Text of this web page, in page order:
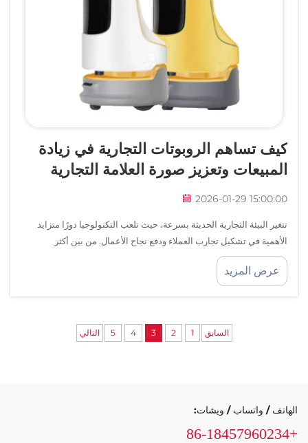
كيف تساهم الروبوتات التجارية في زيادة
المبيعات وتعزيز صورة العلامة التجارية
2026-01-29 15:00:00
تتغير البيئة التجارية الحديثة بسرعة، حيث تلعب التكنولوجيا دورًا متزايد
الأهمية في تشكيل تجارب العملاء ودفع نجاح الأعمال. من بين أكثر
الابتكارات تحويلًا التي تحدث موجات في مراكز التسوق، الإدارات...
عرض المزيد
السابق 1
2
3
4
5 التالي
الهاتف / واتساب / ويشات:
+86-18457960234